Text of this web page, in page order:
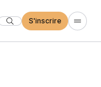
S'inscrire